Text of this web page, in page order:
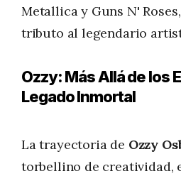
Metallica y Guns N'
tributo al legendario
Ozzy: Más Allá de los
Legado Inmortal
La trayectoria de Ozzy
torbellino de creatividad,